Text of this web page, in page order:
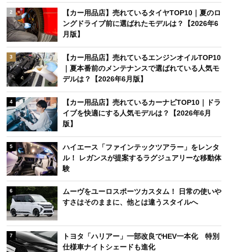
2
【カー用品店】売れているタイヤTOP10｜夏のロ
ングドライブ前に選ばれたモデルは？【2026年6
月版】
3
【カー用品店】売れているエンジンオイルTOP10
｜夏本番前のメンテナンスで選ばれている人気モ
デルは？【2026年6月版】
4
【カー用品店】売れているカーナビTOP10｜ドラ
イブを快適にする人気モデルは？【2026年6月
版】
5
ハイエース「ファインテックツアラー」をレンタ
ル！ レガンスが提案するラグジュアリーな移動体
験
6
ムーヴをユーロスポーツカスタム！ 日常の使いや
すさはそのままに、他とは違うスタイルへ
7
トヨタ「ハリアー」一部改良でHEV一本化 特別
仕様車ナイトシェードも進化